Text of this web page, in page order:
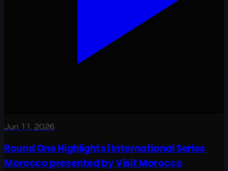
Jun 11, 2026
Round One Highlights | International Series
Morocco presented by Visit Morocco